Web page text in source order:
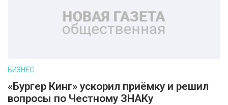
БИЗНЕС
«Бургер Кинг» ускорил приёмку и решил
вопросы по Честному ЗНАКу